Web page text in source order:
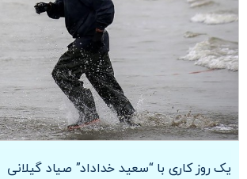
یک روز کاری با “سعید خداداد” صیاد گیلانی